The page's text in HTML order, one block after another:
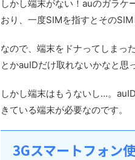
しかし端末がない！auのガラケ
おり、一度SIMを指すとその
なので、端末をドナってしまっ
とかauIDだけ取れないかなと思
しかし端末はもうないし…。
きている端末が必要なのです。
3Gスマートフォン